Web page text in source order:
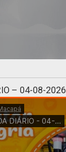
– 04-08-2026